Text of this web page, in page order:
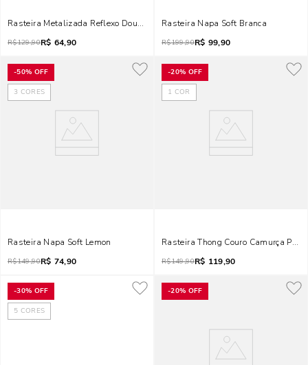
Rasteira Metalizada Reflexo Dourada
R$129,90R$ 64,90
Rasteira Napa Soft Branca
R$199,90R$ 99,90
-50% OFF
3 CORES
Rasteira Napa Soft Lemon
R$149,90R$ 74,90
-20% OFF
1 COR
Rasteira Thong Couro Camurça Preto
R$149,90R$ 119,90
-30% OFF
5 CORES
-20% OFF